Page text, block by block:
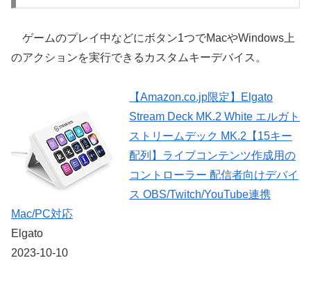
ゲームのプレイ中などにボタン1つでMacやWindows上
のアクションを実行できるカスタムキーデバイス。
【Amazon.co.jp限定】Elgato
Stream Deck MK.2 White エルガト
ストリームデック MK.2【15キー
配列】ライブコンテンツ作成用の
コントローラー 配信者向けデバイ
ス OBS/Twitch​/YouTube連携
Mac/PC対応
Elgato
2023-10-10